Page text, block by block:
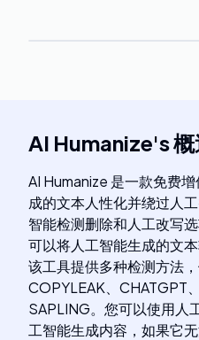
AI Humanize's
AI Humanize 是一款免费
成的文本人性化并绕过人
智能检测删除和人工改写
可以将人工智能生成的文
该工具提供多种检测方法，
COPYLEAK、CHATGPT
SAPLING。您可以使用人
工智能生成内容，如果它